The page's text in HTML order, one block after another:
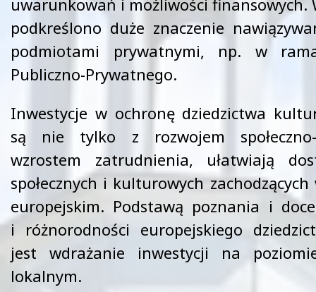
uwarunkowań i możliwości finansowych.
podkreślono duże znaczenie
podmiotami prywatnymi, np. w
Publiczno-Prywatnego.
Inwestycje w ochronę dziedzictwa
są nie tylko z rozwojem społeczno-
wzrostem zatrudnienia, ułatwiają
społecznych i kulturowych zachodzących
europejskim. Podstawą poznania i
i różnorodności europejskiego
jest wdrażanie inwestycji na
lokalnym.